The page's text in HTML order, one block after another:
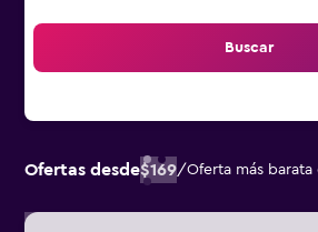
Buscar
Ofertas desde$169/Oferta más